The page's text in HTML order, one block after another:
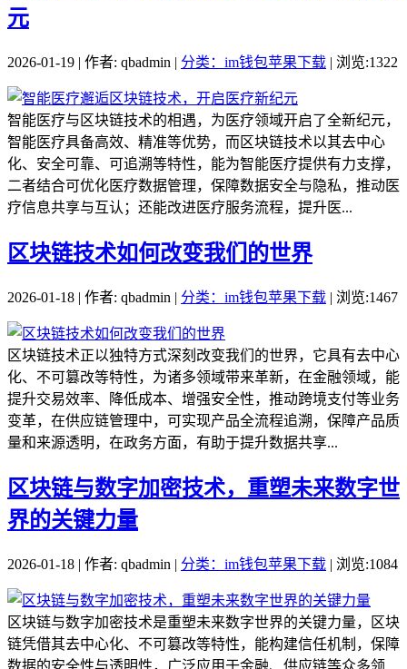
元
2026-01-19 | 作者: qbadmin | 分类：im钱包苹果下载 | 浏览:1322
智能医疗与区块链技术的相遇，为医疗领域开启了全新纪元，
智能医疗具备高效、精准等优势，而区块链技术以其去中心
化、安全可靠、可追溯等特性，能为智能医疗提供有力支撑，
二者结合可优化医疗数据管理，保障数据安全与隐私，推动医
疗信息共享与互认；还能改进医疗服务流程，提升医...
区块链技术如何改变我们的世界
2026-01-18 | 作者: qbadmin | 分类：im钱包苹果下载 | 浏览:1467
区块链技术正以独特方式深刻改变我们的世界，它具有去中心
化、不可篡改等特性，为诸多领域带来革新，在金融领域，能
提升交易效率、降低成本、增强安全性，推动跨境支付等业务
变革，在供应链管理中，可实现产品全流程追溯，保障产品质
量和来源透明，在政务方面，有助于提升数据共享...
区块链与数字加密技术，重塑未来数字世
界的关键力量
2026-01-18 | 作者: qbadmin | 分类：im钱包苹果下载 | 浏览:1084
区块链与数字加密技术是重塑未来数字世界的关键力量，区块
链凭借其去中心化、不可篡改等特性，能构建信任机制，保障
数据的安全性与透明性，广泛应用于金融、供应链等众多领